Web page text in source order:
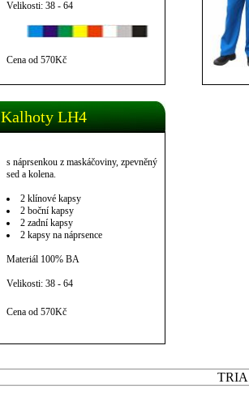
Velikosti: 38 - 64
Cena od 570Kč
Kalhoty LH4
s náprsenkou z maskáčoviny, zpevněný
sed a kolena.
2 klínové kapsy
2 boční kapsy
2 zadní kapsy
2 kapsy na náprsence
Materiál 100% BA
Velikosti: 38 - 64
Cena od 570Kč